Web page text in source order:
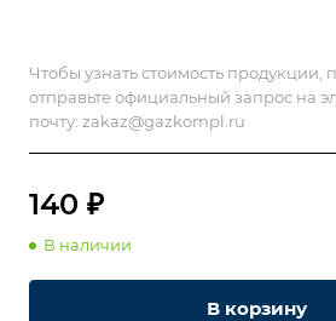
Чтобы узнать стоимость продукции,
отправьте официальный запрос на
почту: zakaz@gazkompl.ru
140 ₽
В наличии
В корзину